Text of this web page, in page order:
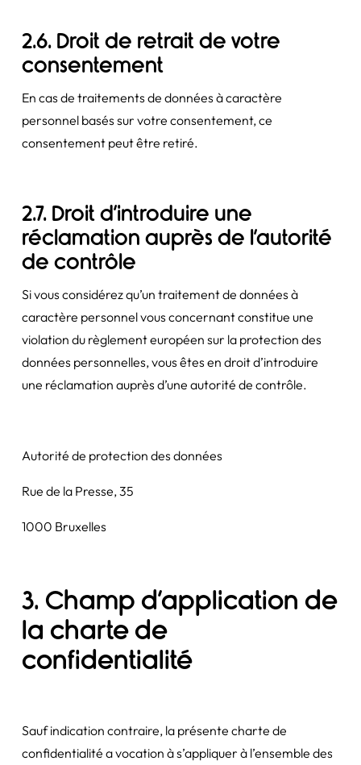
2.6. Droit de retrait de votre
consentement
En cas de traitements de données à caractère
personnel basés sur votre consentement, ce
consentement peut être retiré.
2.7. Droit d’introduire une
réclamation auprès de l’autorité
de contrôle
Si vous considérez qu’un traitement de données à
caractère personnel vous concernant constitue une
violation du règlement européen sur la protection des
données personnelles, vous êtes en droit d’introduire
une réclamation auprès d’une autorité de contrôle.
Autorité de protection des données
Rue de la Presse, 35
1000 Bruxelles
3. Champ d’application de
la charte de
confidentialité
Sauf indication contraire, la présente charte de
confidentialité a vocation à s’appliquer à l’ensemble des